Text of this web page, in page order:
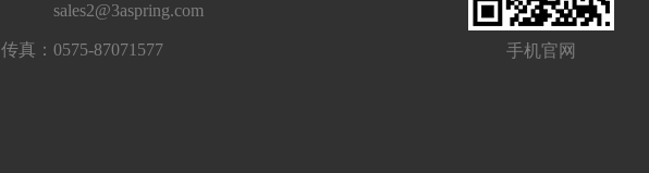
sales2@3aspring.com
传真：0575-87071577 手机官网